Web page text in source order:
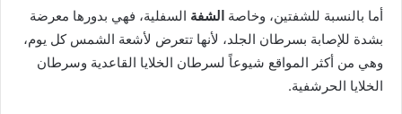
أما بالنسبة للشفتين، وخاصة الشفة السفلية، فهي بدورها معرضة
بشدة للإصابة بسرطان الجلد، لأنها تتعرض لأشعة الشمس كل يوم،
وهي من أكثر المواقع شيوعاً لسرطان الخلايا القاعدية وسرطان
الخلايا الحرشفية.